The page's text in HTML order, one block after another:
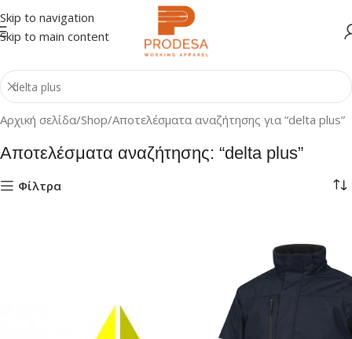
Skip to navigation
Skip to main content
Αρχική σελίδα Shop Αποτελέσματα αναζήτησης για “delta plus”
Αποτελέσματα αναζήτησης: “delta plus”
Φίλτρα